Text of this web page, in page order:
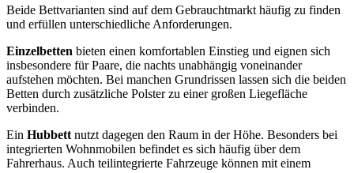
Beide Bettvarianten sind auf dem Gebrauchtmarkt häufig zu finden
und erfüllen unterschiedliche Anforderungen.
Einzelbetten bieten einen komfortablen Einstieg und eignen sich
insbesondere für Paare, die nachts unabhängig voneinander
aufstehen möchten. Bei manchen Grundrissen lassen sich die beiden
Betten durch zusätzliche Polster zu einer großen Liegefläche
verbinden.
Ein Hubbett nutzt dagegen den Raum in der Höhe. Besonders bei
integrierten Wohnmobilen befindet es sich häufig über dem
Fahrerhaus. Auch teilintegrierte Fahrzeuge können mit einem